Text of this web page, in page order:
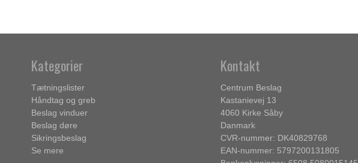
Kategorier
Tætningslister
Håndtag og greb
Beslag vinduer
Beslag døre
Sikringsbeslag
Se mere
Kontakt
Centrum Beslag
Kastanievej 13
4060 Kirke Såby
Danmark
CVR-nummer: DK40829768
EAN-nummer: 5797200131805